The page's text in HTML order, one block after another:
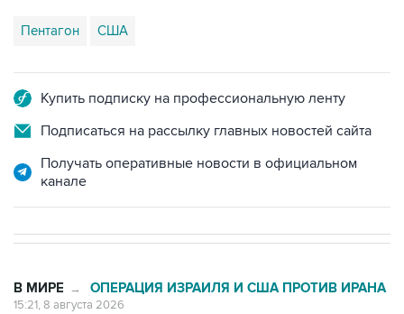
Пентагон США
Купить подписку на профессиональную ленту
Подписаться на рассылку главных новостей сайта
Получать оперативные новости в официальном
канале
В МИРЕ → ОПЕРАЦИЯ ИЗРАИЛЯ И США ПРОТИВ ИРАНА
15:21, 8 августа 2026